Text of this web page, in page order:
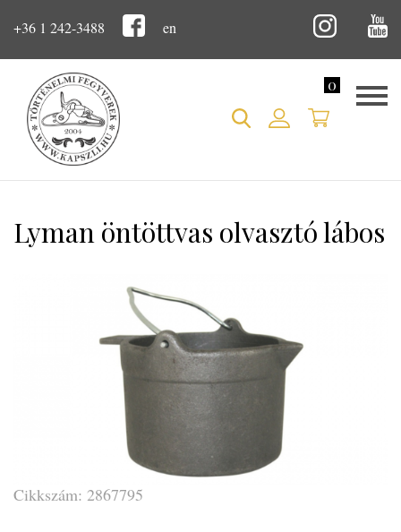
+36 1 242-3488 en
0
Lyman öntöttvas olvasztó lábos
Cikkszám: 2867795